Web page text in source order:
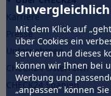
Mit dem Klick auf
über Cookies ein
servieren und dieses
können wir Ihnen bei
Werbung und
„anpassen” können
Karriere
Presse
Unternehmen
CHECK24 Österreich
CHECK24 Spanien